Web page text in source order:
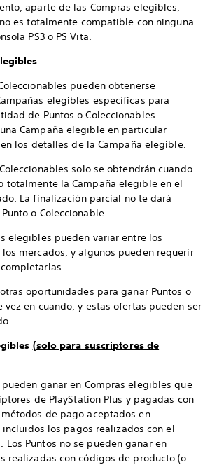
aparte de las Compras elegibles,
es totalmente compatible con ninguna
PS3 o PS Vita.
pueden obtenerse
elegibles específicas para
de Puntos o Coleccionables
Campaña elegible en particular
los detalles de la Campaña elegible.
solo se obtendrán cuando
totalmente la Campaña elegible en el
La finalización parcial no te dará
o Coleccionable.
elegibles pueden variar entre los
mercados, y algunos pueden requerir
oportunidades para ganar Puntos o
vez en cuando, y estas ofertas pueden ser
(solo para suscriptores de
pueden ganar en Compras elegibles que
de PlayStation Plus y pagadas con
de pago aceptados en
incluidos los pagos realizados con el
Los Puntos no se pueden ganar en
realizadas con códigos de producto (o